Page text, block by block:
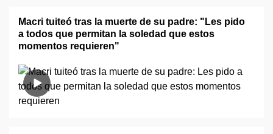
Macri tuiteó tras la muerte de su padre: "Les pido
a todos que permitan la soledad que estos
momentos requieren"